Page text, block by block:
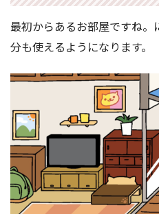
最初からあるお部屋ですね
分も使えるようになります。